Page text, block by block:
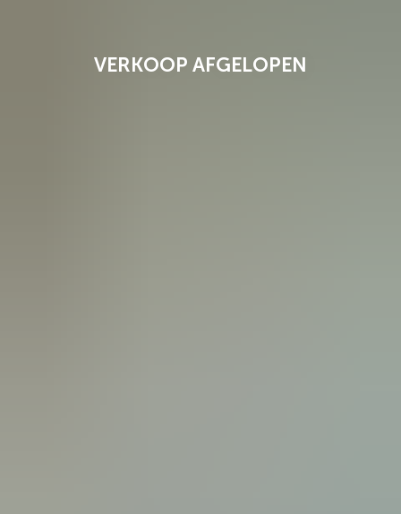
VERKOOP AFGELOPEN